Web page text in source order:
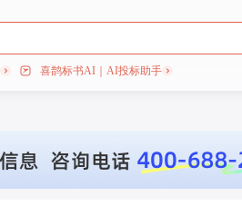
喜鹊标书AI｜AI投标助手